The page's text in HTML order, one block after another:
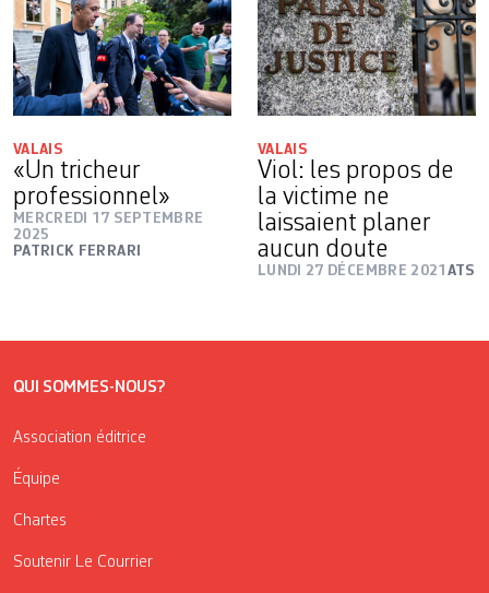
VALAIS
«Un tricheur
professionnel»
MERCREDI 17 SEPTEMBRE
2025
PATRICK FERRARI
VALAIS
Viol: les propos de
la victime ne
laissaient planer
aucun doute
LUNDI 27 DÉCEMBRE 2021 ATS
QUI SOMMES-NOUS?
Association éditrice
Équipe
Chartes
Soutenir Le Courrier